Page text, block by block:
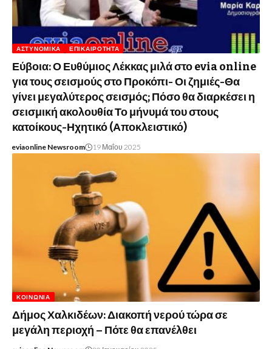
ΑΣΤΥΝΟΜΙΚΆ ΕΠΙΚΑΙΡΌΤΗΤΑ
Εύβοια: Ο Ευθύμιος Λέκκας μιλά στο evia online
για τους σεισμούς στο Προκόπι- Οι ζημιές-Θα
γίνει μεγαλύτερος σεισμός; Πόσο θα διαρκέσει η
σεισμική ακολουθία Το μήνυμά του στους
κατοίκους-Ηχητικό (Αποκλειστικό)
eviaonline Newsroom 19 Μαΐου 2025
ΚΟΙΝΩΝΊΑ
Δήμος Χαλκιδέων: Διακοπή νερού τώρα σε
μεγάλη περιοχή – Πότε θα επανέλθει